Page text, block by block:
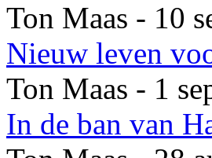
Ton Maas - 10
Nieuw leven
Ton Maas - 1
In de ban van